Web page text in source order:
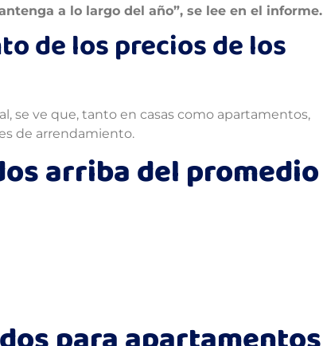
a lo largo del año”, se lee en el informe.
de los precios de los
se ve que, tanto en casas como apartamentos,
de arrendamiento.
arriba del promedio